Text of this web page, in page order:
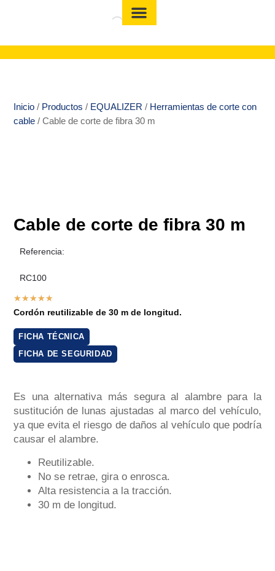
Inicio / Productos / EQUALIZER / Herramientas de corte con
cable / Cable de corte de fibra 30 m
Cable de corte de fibra 30 m
Referencia:
RC100
★★★★★
Cordón reutilizable de 30 m de longitud.
FICHA TÉCNICA
FICHA DE SEGURIDAD
Es una alternativa más segura al alambre para la
sustitución de lunas ajustadas al marco del vehículo,
ya que evita el riesgo de daños al vehículo que podría
causar el alambre.
Reutilizable.
No se retrae, gira o enrosca.
Alta resistencia a la tracción.
30 m de longitud.